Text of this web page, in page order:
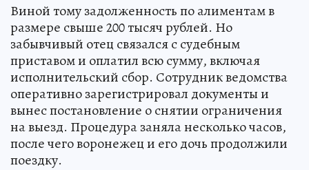
Виной тому задолженность по алиментам в
размере свыше 200 тысяч рублей. Но
забывчивый отец связался с судебным
приставом и оплатил всю сумму, включая
исполнительский сбор. Сотрудник ведомства
оперативно зарегистрировал документы и
вынес постановление о снятии ограничения
на выезд. Процедура заняла несколько часов,
после чего воронежец и его дочь продолжили
поездку.